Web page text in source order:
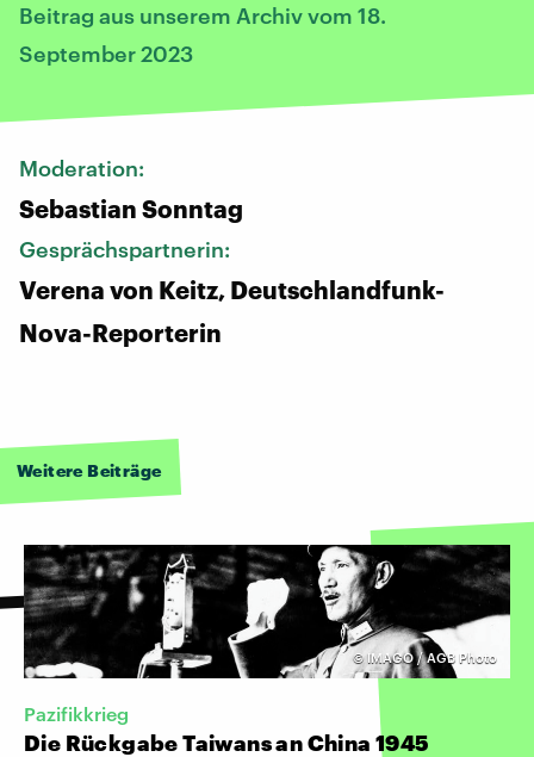
Beitrag aus unserem Archiv vom 18.
September 2023
Moderation:
Sebastian Sonntag
Gesprächspartnerin:
Verena von Keitz, Deutschlandfunk-
Nova-Reporterin
Weitere Beiträge
©IMAGO / AGB Photo
Pazifikkrieg
Die Rückgabe Taiwans an China 1945